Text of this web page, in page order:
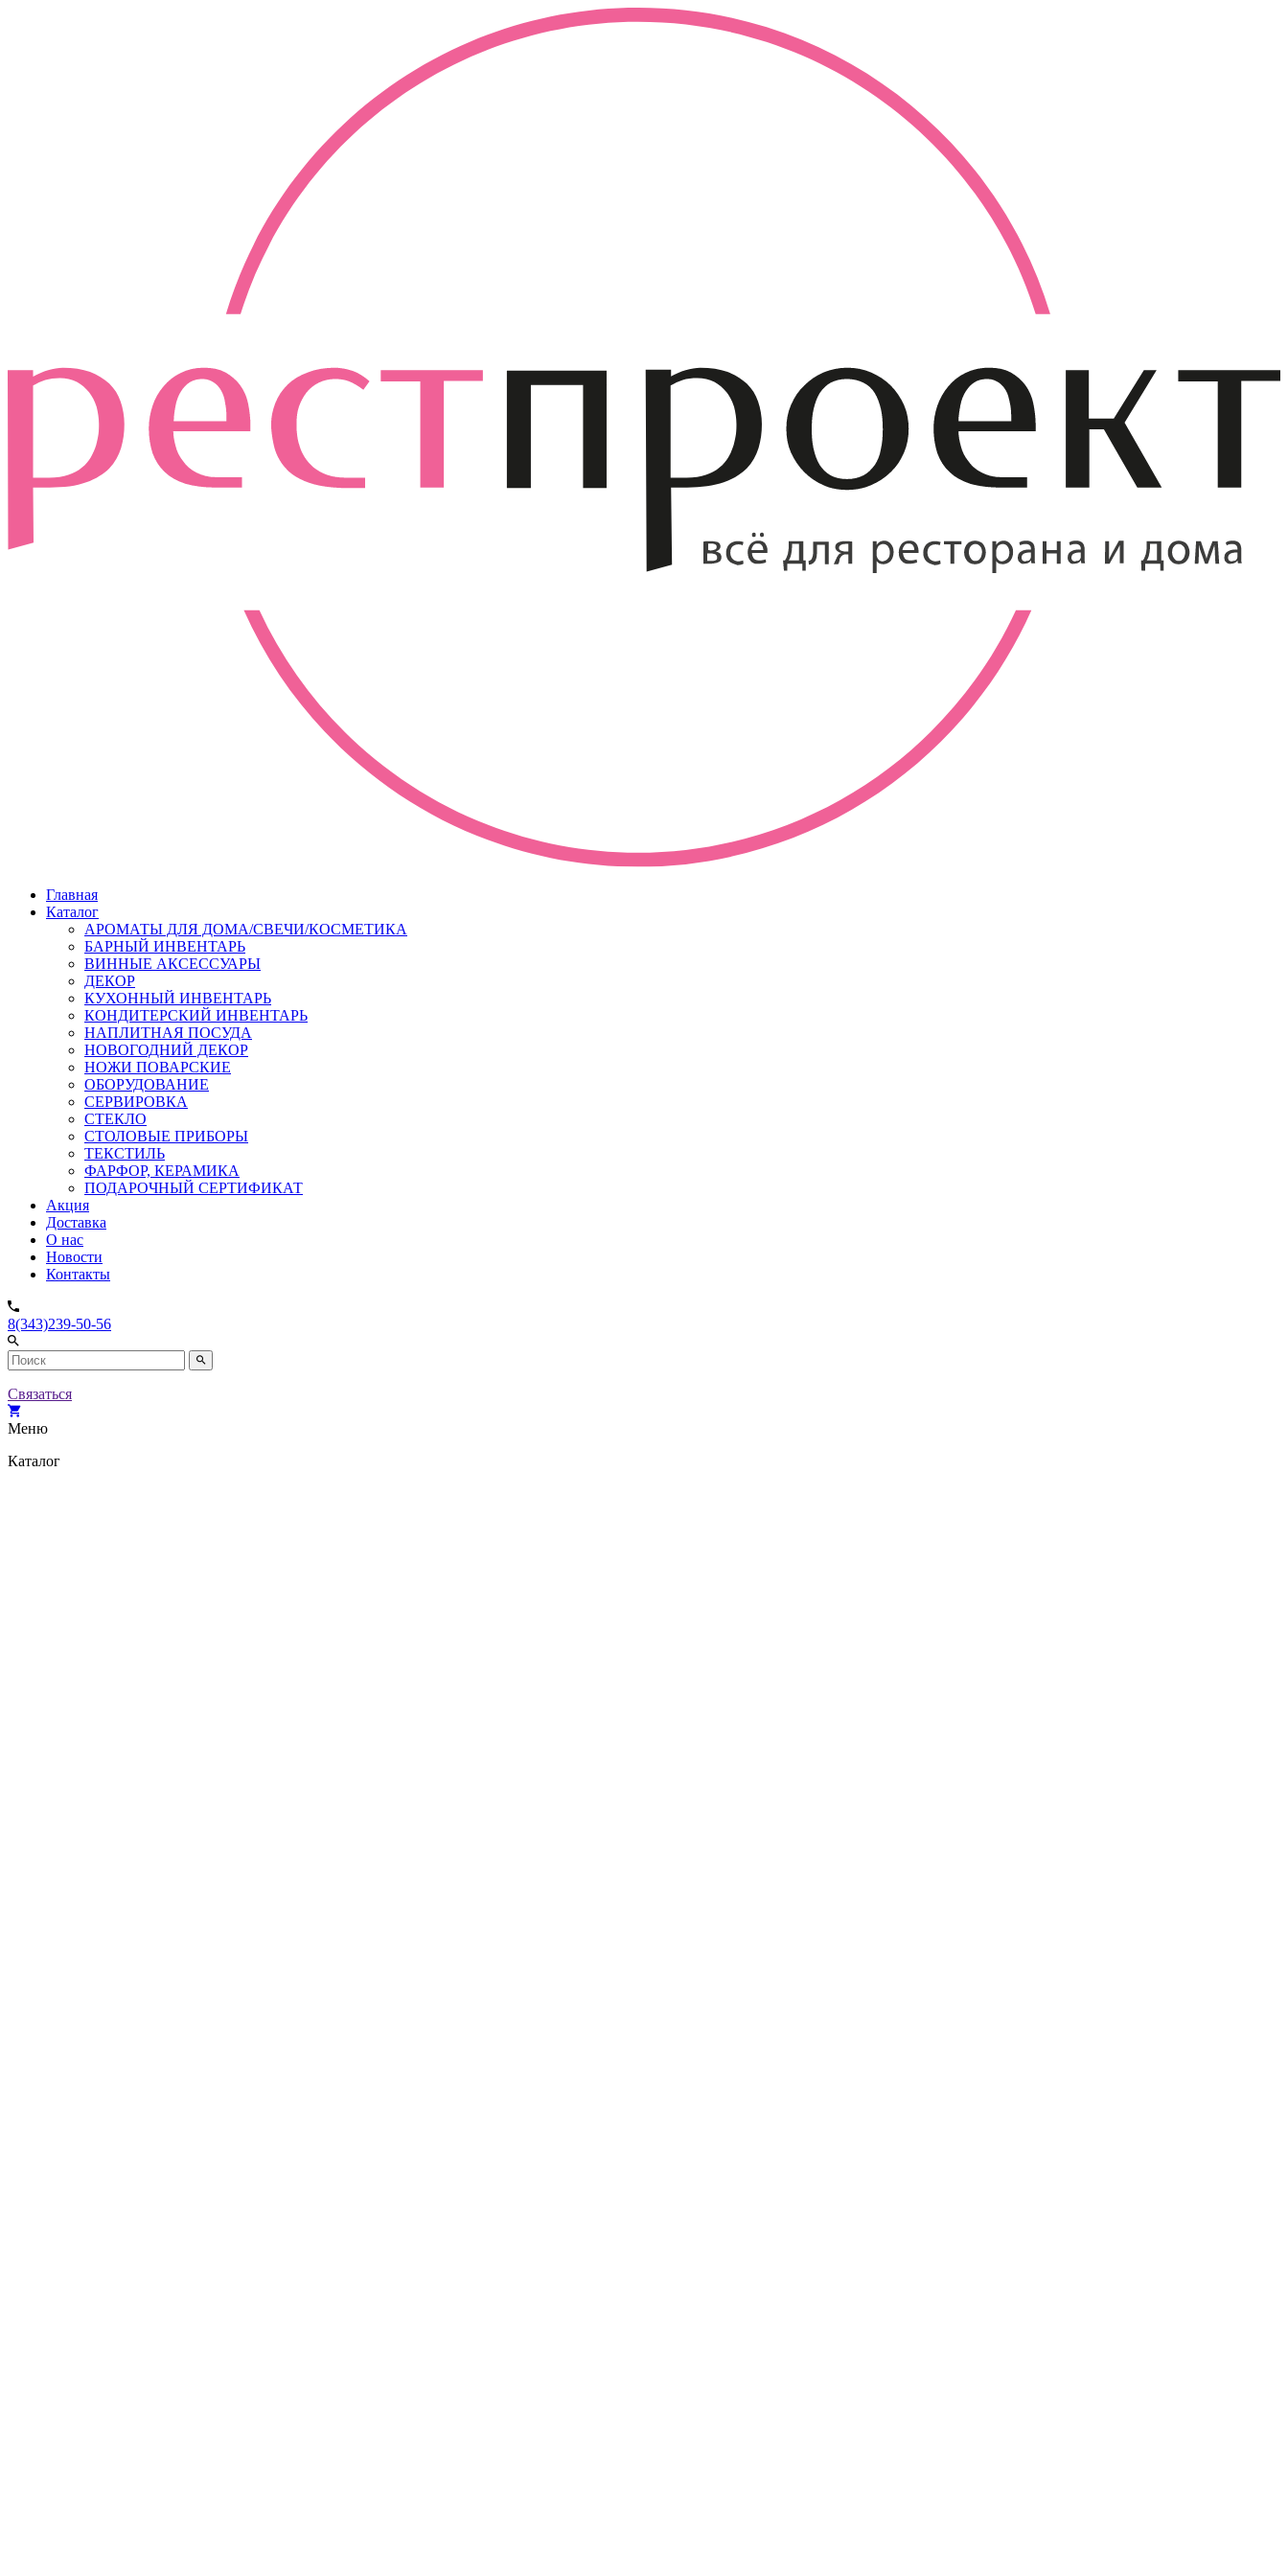
Главная
Каталог
АРОМАТЫ ДЛЯ ДОМА/СВЕЧИ/КОСМЕТИКА
БАРНЫЙ ИНВЕНТАРЬ
ВИННЫЕ АКСЕССУАРЫ
ДЕКОР
КУХОННЫЙ ИНВЕНТАРЬ
КОНДИТЕРСКИЙ ИНВЕНТАРЬ
НАПЛИТНАЯ ПОСУДА
НОВОГОДНИЙ ДЕКОР
НОЖИ ПОВАРСКИЕ
ОБОРУДОВАНИЕ
СЕРВИРОВКА
СТЕКЛО
СТОЛОВЫЕ ПРИБОРЫ
ТЕКСТИЛЬ
ФАРФОР, КЕРАМИКА
ПОДАРОЧНЫЙ СЕРТИФИКАТ
Акция
Доставка
О нас
Новости
Контакты
8(343)239-50-56
Связаться
Меню
Каталог